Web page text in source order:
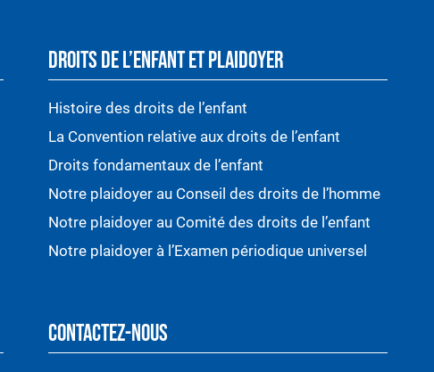
DROITS DE L’ENFANT ET PLAIDOYER
Histoire des droits de l’enfant
La Convention relative aux droits de l’enfant
Droits fondamentaux de l’enfant
Notre plaidoyer au Conseil des droits de l’homme
Notre plaidoyer au Comité des droits de l’enfant
Notre plaidoyer à l’Examen périodique universel
CONTACTEZ-NOUS